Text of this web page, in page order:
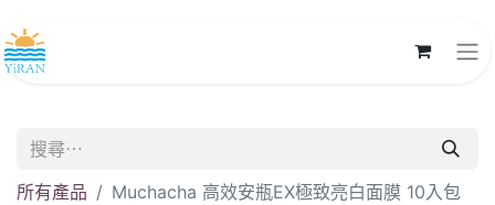
所有產品 Muchacha 高效安瓶EX極致亮白面膜 10入包